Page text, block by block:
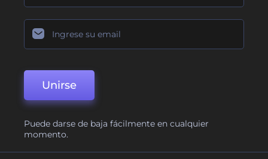
Unirse
Puede darse de baja fácilmente en cualquier
momento.